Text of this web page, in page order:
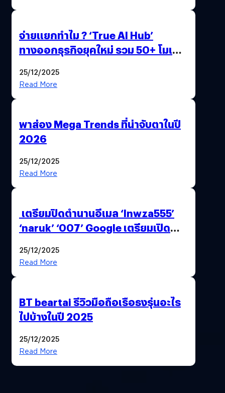
จ่ายแยกทำไม ? ‘True AI Hub’
ทางออกธุรกิจยุคใหม่ รวม 50+ โมเดล
25/12/2025
Read More
พาส่อง Mega Trends ที่น่าจับตาในปี
2026
25/12/2025
Read More
เตรียมปิดตำนานอีเมล ‘lnwza555’
‘naruk’ ‘007’ Google เตรียมเปิด
25/12/2025
Read More
BT beartai รีวิวมือถือเรือธงรุ่นอะไร
ไปบ้างในปี 2025
25/12/2025
Read More